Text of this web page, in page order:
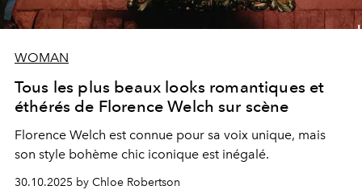
WOMAN
Tous les plus beaux looks romantiques et
éthérés de Florence Welch sur scène
Florence Welch est connue pour sa voix unique, mais
son style bohème chic iconique est inégalé.
30.10.2025 by Chloe Robertson